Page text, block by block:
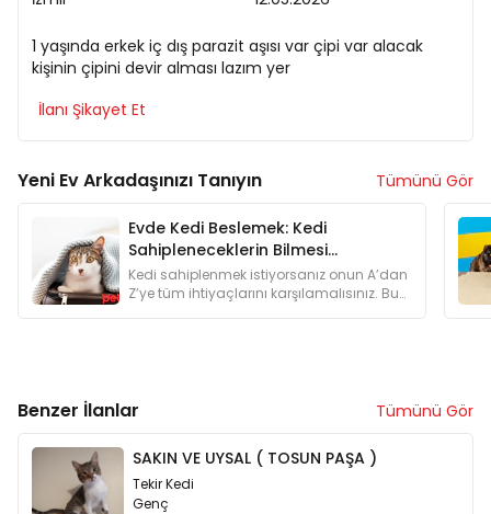
1 yaşında erkek iç dış parazit aşısı var çipi var alacak
kişinin çipini devir alması lazım yer
İlanı Şikayet Et
Yeni Ev Arkadaşınızı Tanıyın Tümünü Gör
Evde Kedi Beslemek: Kedi
Sahipleneceklerin Bilmesi
Gerekenler
Kedi sahiplenmek istiyorsanız onun A’dan
Z’ye tüm ihtiyaçlarını karşılamalısınız. Bu
Benzer İlanlar Tümünü Gör
SAKIN VE UYSAL ( TOSUN PAŞA )
Tekir Kedi
Genç